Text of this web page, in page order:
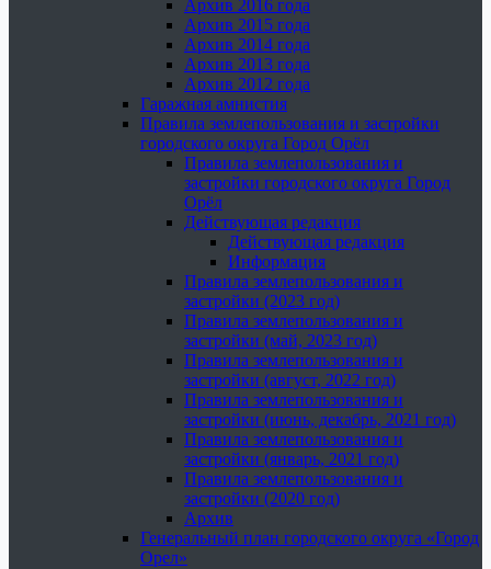
Архив 2016 года
Архив 2015 года
Архив 2014 года
Архив 2013 года
Архив 2012 года
Гаражная амнистия
Правила землепользования и застройки
городского округа Город Орёл
Правила землепользования и
застройки городского округа Город
Орёл
Действующая редакция
Действующая редакция
Информация
Правила землепользования и
застройки (2023 год)
Правила землепользования и
застройки (май, 2023 год)
Правила землепользования и
застройки (август, 2022 год)
Правила землепользования и
застройки (июнь, декабрь, 2021 год)
Правила землепользования и
застройки (январь, 2021 год)
Правила землепользования и
застройки (2020 год)
Архив
Генеральный план городского округа «Город
Орел»